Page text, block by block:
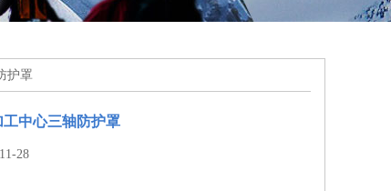
护罩
中心三轴防护罩
28